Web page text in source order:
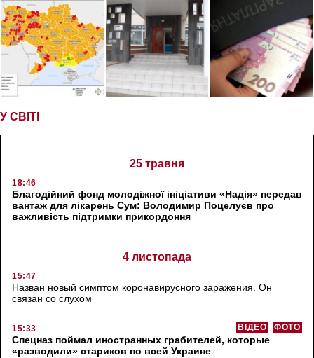
У СВІТІ
25 травня
18:46
Благодійний фонд молодіжної ініціативи «Надія» передав
вантаж для лікарень Сум: Володимир Поцелуєв про
важливість підтримки прикордоння
4 листопада
15:47
Назван новый симптом коронавирусного заражения. Он
связан со слухом
15:33 ФОТО
ВІДЕО
Спецназ поймал иностранных грабителей, которые
«разводили» стариков по всей Украине